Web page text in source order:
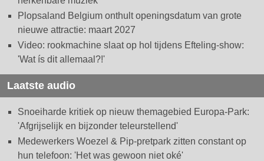
Plopsaland Belgium onthult openingsdatum van grote
nieuwe attractie: maart 2027
Video: rookmachine slaat op hol tijdens Efteling-show:
'Wat ís dit allemaal?!'
Laatste audio
Snoeiharde kritiek op nieuw themagebied Europa-Park:
'Afgrijselijk en bijzonder teleurstellend'
Medewerkers Woezel & Pip-pretpark zitten constant op
hun telefoon: 'Het was gewoon niet oké'